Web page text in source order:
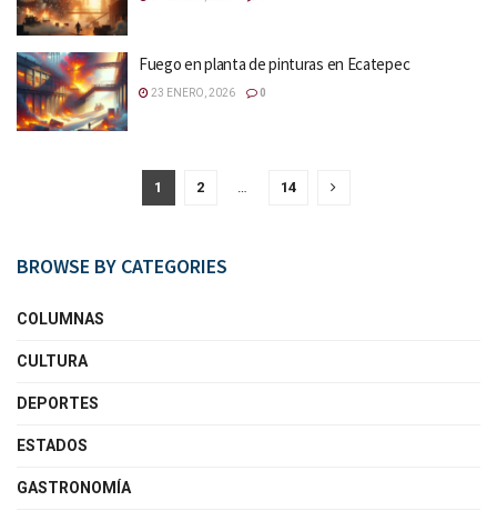
Fuego en planta de pinturas en Ecatepec
23 ENERO, 2026 0
1 2 … 14
BROWSE BY CATEGORIES
COLUMNAS
CULTURA
DEPORTES
ESTADOS
GASTRONOMÍA